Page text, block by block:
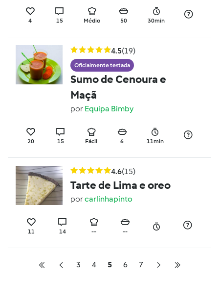
4 15 Médio 50 30min
4.5(19)
Oficialmente testada
Sumo de Cenoura e
Maçã
por Equipa Bimby
20 15 Fácil 6 11min
4.6(15)
Tarte de Lima e oreo
porcarlinhapinto
11 14 -- --
3 4 5 6 7